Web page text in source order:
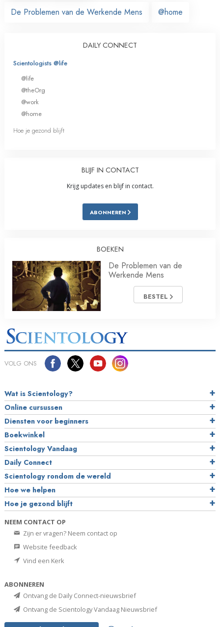
De Problemen van de Werkende Mens @home
DAILY CONNECT
Scientologists @life
@life
@theOrg
@work
@home
Hoe je gezond blijft
BLIJF IN CONTACT
Krijg updates en blijf in contact.
ABONNEREN
BOEKEN
De Problemen van de
Werkende Mens
BESTEL
VOLG ONS
Wat is Scientology?
Online cursussen
Diensten voor beginners
Boekwinkel
Scientology Vandaag
Daily Connect
Scientology rondom de wereld
Hoe we helpen
Hoe je gezond blijft
NEEM CONTACT OP
Zijn er vragen? Neem contact op
Website feedback
Vind een Kerk
ABONNEREN
Ontvang de Daily Connect-nieuwsbrief
Ontvang de Scientology Vandaag Nieuwsbrief